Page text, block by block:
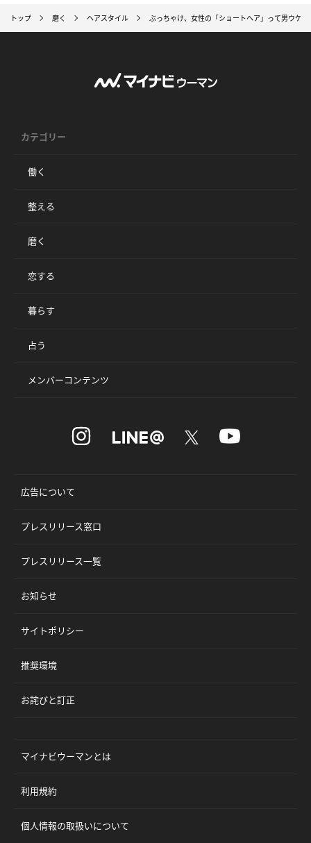
トップ 磨く ヘアスタイル ぶっちゃけ、女性の「ショートヘア」って男ウ
カテゴリー
働く
整える
磨く
恋する
暮らす
占う
メンバーコンテンツ
広告について
プレスリリース窓口
プレスリリース一覧
お知らせ
サイトポリシー
推奨環境
お詫びと訂正
マイナビウーマンとは
利用規約
個人情報の取扱いについて